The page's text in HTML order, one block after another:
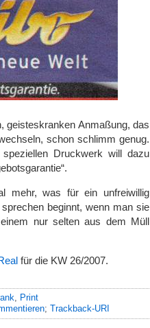
geisteskranken Anmaßung, das
schon schlimm genug.
Druckwerk will dazu
mehr, was für ein unfreiwillig
beginnt, wenn man sie
nur selten aus dem Müll
für die KW 26/2007.
Print
; Trackback-URI